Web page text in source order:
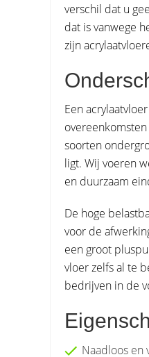
verschil dat u
dat is vanwege
zijn
Een
soorten
ligt. Wij voeren
en duurzaam
De hoge
voor de
een groot
vloer zelfs al te
bedrijven in de
Naadloos en